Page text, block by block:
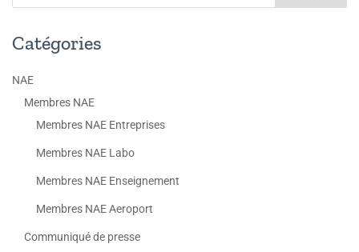
Catégories
NAE
Membres NAE
Membres NAE Entreprises
Membres NAE Labo
Membres NAE Enseignement
Membres NAE Aeroport
Communiqué de presse